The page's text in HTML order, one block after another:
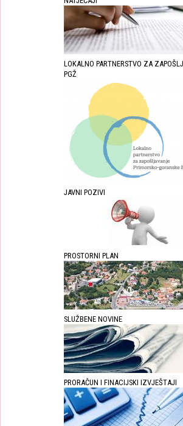
LOKALNO PARTNERSTVO ZA
PGŽ
JAVNI POZIVI
PROSTORNI PLAN
SLUŽBENE NOVINE
PRORAČUN I FINACIJSKI IZVJEŠTAJI